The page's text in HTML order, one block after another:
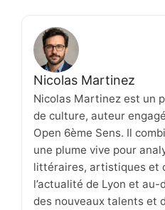
Nicolas Martinez
Nicolas Martinez est un
de culture, auteur
Open 6ème Sens. Il
une plume vive pour
littéraires, artistiques et
l’actualité de Lyon et au-
des nouveaux talents et